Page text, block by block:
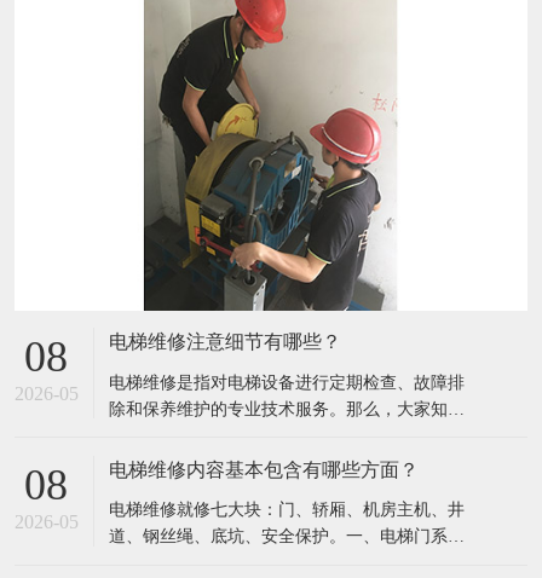
08
2026-05
电梯维修注意细节有哪些？
电梯维修是指对电梯设备进行定期检查、故障排
除和保养维护的专业技术服务。​那么，大家知道
何维修、维保先打检修、挂警示牌，再作业，防
回路；必须短接调试时，专人看守、完工立刻拆
除。上轿顶、进底坑必须先确认轿厢位置，先打
08
2026-05
电梯维修内容基本包含有哪些方面？
电梯维修就修七大块：门、轿厢、机房主机、井
道、钢丝绳、底坑、安全保护。​一、电梯门系统